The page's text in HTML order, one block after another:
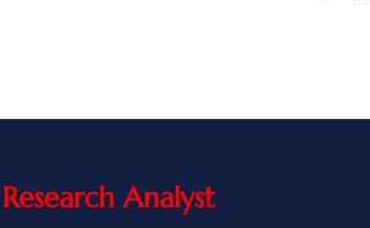
Research Analyst